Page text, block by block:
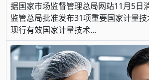
据国家市场监督管理总局网站11月5日
监管总局批准发布31项重要国家计量
现行有效国家计量技术...